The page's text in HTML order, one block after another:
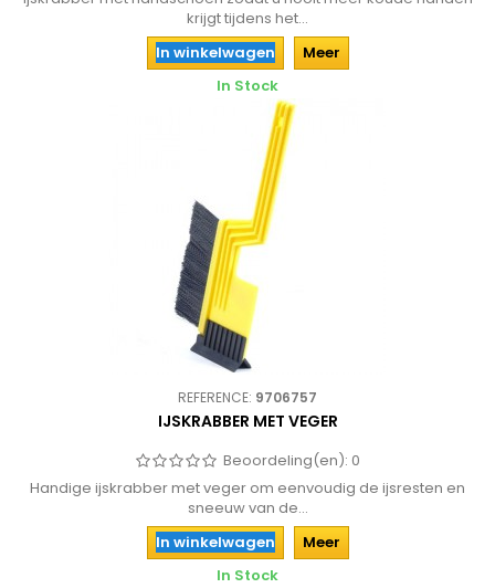
krijgt tijdens het...
In winkelwagen
Meer
In Stock
REFERENCE: 9706757
IJSKRABBER MET VEGER
Beoordeling(en): 0
Handige ijskrabber met veger om eenvoudig de ijsresten en
sneeuw van de...
In winkelwagen
Meer
In Stock